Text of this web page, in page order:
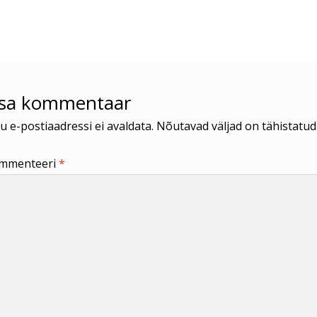
kommentaar
e-postiaadressi ei avaldata. Nõutavad väljad on tähistatud
*